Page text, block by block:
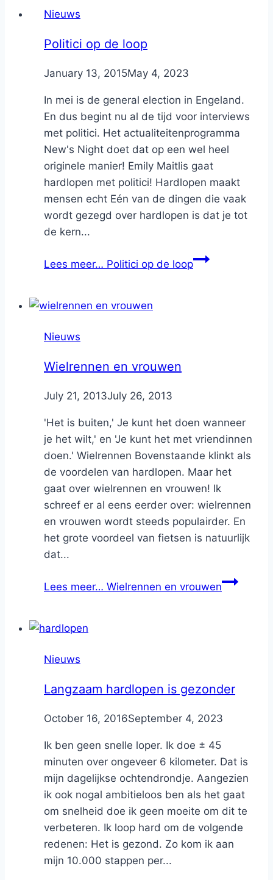
Nieuws
Politici op de loop
ByNicole
January 13, 2015May 4, 2023
In mei is de general election in Engeland.
En dus begint nu al de tijd voor interviews
met politici. Het actualiteitenprogramma
New's Night doet dat op een wel heel
originele manier! Emily Maitlis gaat
hardlopen met politici! Hardlopen maakt
mensen echt Eén van de dingen die vaak
wordt gezegd over hardlopen is dat je tot
de kern...
Lees meer… Politici op de loop
Nieuws
Wielrennen en vrouwen
ByNicole
July 21, 2013July 26, 2013
'Het is buiten,' Je kunt het doen wanneer
je het wilt,' en 'Je kunt het met vriendinnen
doen.' Wielrennen Bovenstaande klinkt als
de voordelen van hardlopen. Maar het
gaat over wielrennen en vrouwen! Ik
schreef er al eens eerder over: wielrennen
en vrouwen wordt steeds populairder. En
het grote voordeel van fietsen is natuurlijk
dat...
Lees meer… Wielrennen en vrouwen
Nieuws
Langzaam hardlopen is gezonder
ByNicole
October 16, 2016September 4, 2023
Ik ben geen snelle loper. Ik doe ± 45
minuten over ongeveer 6 kilometer. Dat is
mijn dagelijkse ochtendrondje. Aangezien
ik ook nogal ambitieloos ben als het gaat
om snelheid doe ik geen moeite om dit te
verbeteren. Ik loop hard om de volgende
redenen: Het is gezond. Zo kom ik aan
mijn 10.000 stappen per...